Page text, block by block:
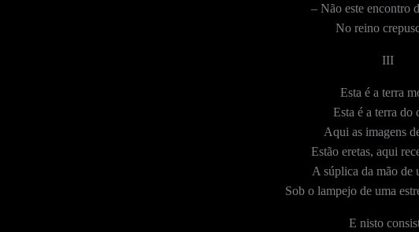
– Não este encontro
No reino
III
Esta é a terra
Esta é a terra do
Aqui as imagens
Estão eretas, aqui
A súplica da mão de
Sob o lampejo de uma
E nisto